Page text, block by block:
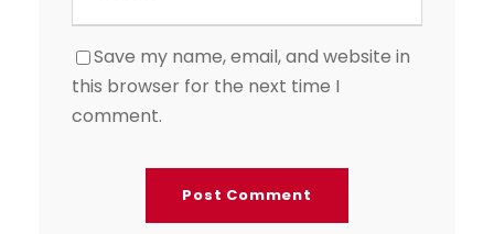
Save my name, email, and website in
this browser for the next time I
comment.